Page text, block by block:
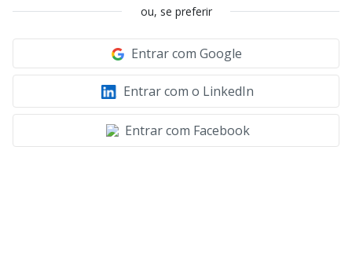
ou, se preferir
Entrar com Google
Entrar com o LinkedIn
Entrar com Facebook